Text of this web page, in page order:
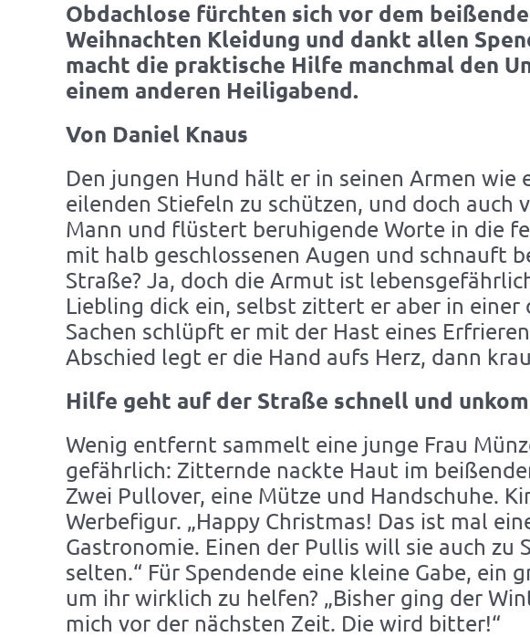
Obdachlose fürchten sich vor dem
Weihnachten Kleidung und dankt allen
macht die praktische Hilfe manchmal den
einem anderen Heiligabend.
Von Daniel Knaus
Den jungen Hund hält er in seinen Armen
eilenden Stiefeln zu schützen, und doch auch
Mann und flüstert beruhigende Worte in die
mit halb geschlossenen Augen und schnauft
Straße? Ja, doch die Armut ist
Liebling dick ein, selbst zittert er aber in einer
Sachen schlüpft er mit der Hast eines
Abschied legt er die Hand aufs Herz, dann
Hilfe geht auf der Straße schnell und
Wenig entfernt sammelt eine junge Frau
gefährlich: Zitternde nackte Haut im
Zwei Pullover, eine Mütze und Handschuhe.
Werbefigur. „Happy Christmas! Das ist mal
Gastronomie. Einen der Pullis will sie auch zu
selten.“ Für Spendende eine kleine Gabe,
um ihr wirklich zu helfen? „Bisher ging der
mich vor der nächsten Zeit. Die wird bitter!“